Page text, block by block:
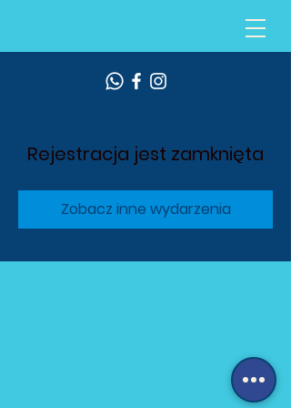
Rejestracja jest zamknięta
Zobacz inne wydarzenia